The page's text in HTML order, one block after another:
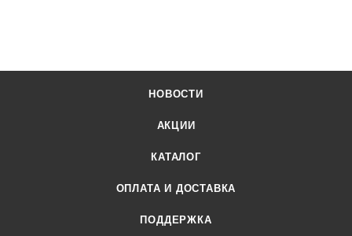
НОВОСТИ
АКЦИИ
КАТАЛОГ
ОПЛАТА И ДОСТАВКА
ПОДДЕРЖКА